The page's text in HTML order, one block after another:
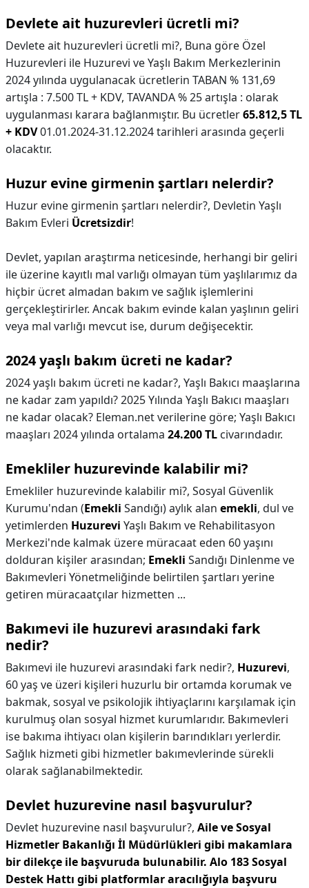
Devlete ait huzurevleri ücretli mi?
Devlete ait huzurevleri ücretli mi?, Buna göre Özel
Huzurevleri ile Huzurevi ve Yaşlı Bakım Merkezlerinin
2024 yılında uygulanacak ücretlerin TABAN % 131,69
artışla : 7.500 TL + KDV, TAVANDA % 25 artışla : olarak
uygulanması karara bağlanmıştır. Bu ücretler65.812,5 TL
+ KDV01.01.2024-31.12.2024 tarihleri arasında geçerli
olacaktır.
Huzur evine girmenin şartları nelerdir?
Huzur evine girmenin şartları nelerdir?, Devletin Yaşlı
Bakım Evleri Ücretsizdir!
Devlet, yapılan araştırma neticesinde, herhangi bir geliri
ile üzerine kayıtlı mal varlığı olmayan tüm yaşlılarımız da
hiçbir ücret almadan bakım ve sağlık işlemlerini
gerçekleştirirler. Ancak bakım evinde kalan yaşlının geliri
veya mal varlığı mevcut ise, durum değişecektir.
2024 yaşlı bakım ücreti ne kadar?
2024 yaşlı bakım ücreti ne kadar?, Yaşlı Bakıcı maaşlarına
ne kadar zam yapıldı? 2025 Yılında Yaşlı Bakıcı maaşları
ne kadar olacak? Eleman.net verilerine göre; Yaşlı Bakıcı
maaşları 2024 yılında ortalama 24.200 TL civarındadır.
Emekliler huzurevinde kalabilir mi?
Emekliler huzurevinde kalabilir mi?, Sosyal Güvenlik
Kurumu'ndan (Emekli Sandığı) aylık alan emekli, dul ve
yetimlerden Huzurevi Yaşlı Bakım ve Rehabilitasyon
Merkezi'nde kalmak üzere müracaat eden 60 yaşını
dolduran kişiler arasından; Emekli Sandığı Dinlenme ve
Bakımevleri Yönetmeliğinde belirtilen şartları yerine
getiren müracaatçılar hizmetten ...
Bakımevi ile huzurevi arasındaki fark
nedir?
Bakımevi ile huzurevi arasındaki fark nedir?, Huzurevi,
60 yaş ve üzeri kişileri huzurlu bir ortamda korumak ve
bakmak, sosyal ve psikolojik ihtiyaçlarını karşılamak için
kurulmuş olan sosyal hizmet kurumlarıdır. Bakımevleri
ise bakıma ihtiyacı olan kişilerin barındıkları yerlerdir.
Sağlık hizmeti gibi hizmetler bakımevlerinde sürekli
olarak sağlanabilmektedir.
Devlet huzurevine nasıl başvurulur?
Devlet huzurevine nasıl başvurulur?, Aile ve Sosyal
Hizmetler Bakanlığı İl Müdürlükleri gibi makamlara
bir dilekçe ile başvuruda bulunabilir. Alo 183 Sosyal
Destek Hattı gibi platformlar aracılığıyla başvuru